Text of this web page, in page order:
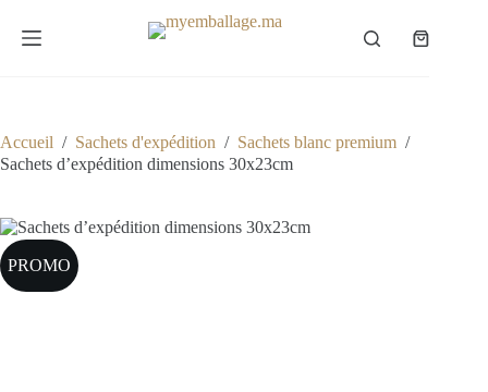
contenu
Panier
Accueil / Sachets d'expédition / Sachets blanc premium /
Sachets d’expédition dimensions 30x23cm
PROMO